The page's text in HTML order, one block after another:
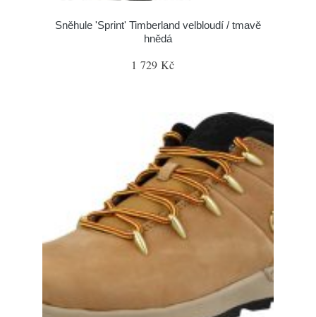
Sněhule 'Sprint' Timberland velbloudí / tmavě
hnědá
1 729 Kč